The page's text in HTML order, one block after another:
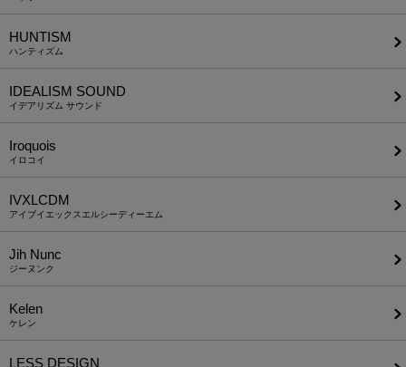
HUNTISM
ハンティズム
IDEALISM SOUND
イデアリズム サウンド
Iroquois
イロコイ
IVXLCDM
アイブイエックスエルシーディーエム
Jih Nunc
ジーヌンク
Kelen
ケレン
LESS DESIGN